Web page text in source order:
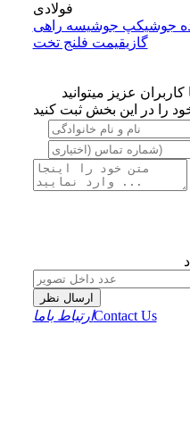
فولادی
جوشیکپ جوشیسه راهی
گازیقیمت فلنج تخت
عزیز میتوانید
را در این بخش ثبت کنید
ارسال نظر
ارتباط باماContact Us